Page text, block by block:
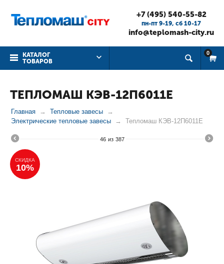
+7 (495) 540-55-82
пн-пт 9-19, cб 10-17
info@teplomash-city.ru
КАТАЛОГ
ТОВАРОВ
0
ТЕПЛОМАШ КЭВ-12П6011Е
Главная
Тепловые завесы
Электрические тепловые завесы
Тепломаш КЭВ-12П6011Е
46 из 387
СКИДКА
10%